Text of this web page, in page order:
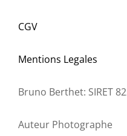
CGV
Mentions Legales
Bruno Berthet: SIRET
Auteur Photographe